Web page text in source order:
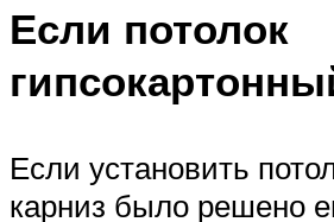
Если потолок
Если установить
карниз было решено